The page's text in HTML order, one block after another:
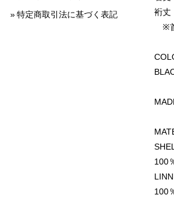
裄
※
100
100
特定商取引法に基づく表記